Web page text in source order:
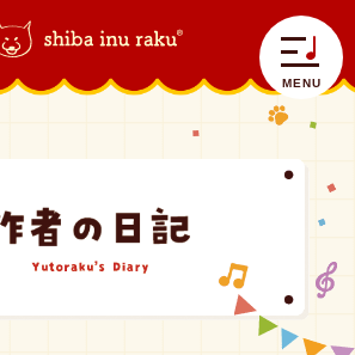
ラクラク日記
MENU
>ラクラクまんが>ラクラクまんが【No.33】春のつぼ